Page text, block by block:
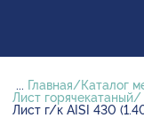
... Главная Каталог
Лист горячекатаный
Лист г/к AISI 430